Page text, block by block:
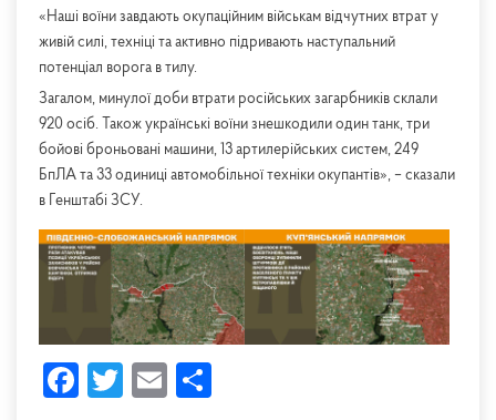
«Наші воїни завдають окупаційним військам відчутних втрат у
живій силі, техніці та активно підривають наступальний
потенціал ворога в тилу.
Загалом, минулої доби втрати російських загарбників склали
920 осіб. Також українські воїни знешкодили один танк, три
бойові броньовані машини, 13 артилерійських систем, 249
БпЛА та 33 одиниці автомобільної техніки окупантів», – сказали
в Генштабі ЗСУ.
Facebook
Twitter
Email